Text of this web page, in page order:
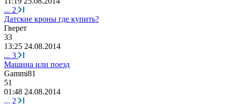
... 2
Датские кроны где купить?
Гверет
33
13:25 24.08.2014
... 3
Машина или поезд
Gammi81
51
01:48 24.08.2014
... 2